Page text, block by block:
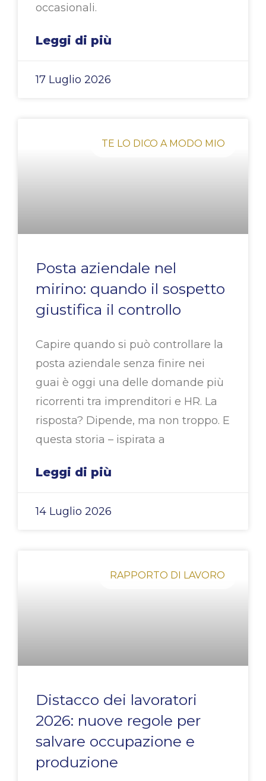
occasionali.
Leggi di più
17 Luglio 2026
TE LO DICO A MODO MIO
Posta aziendale nel
mirino: quando il sospetto
giustifica il controllo
Capire quando si può controllare la
posta aziendale senza finire nei
guai è oggi una delle domande più
ricorrenti tra imprenditori e HR. La
risposta? Dipende, ma non troppo. E
questa storia – ispirata a
Leggi di più
14 Luglio 2026
RAPPORTO DI LAVORO
Distacco dei lavoratori
2026: nuove regole per
salvare occupazione e
produzione